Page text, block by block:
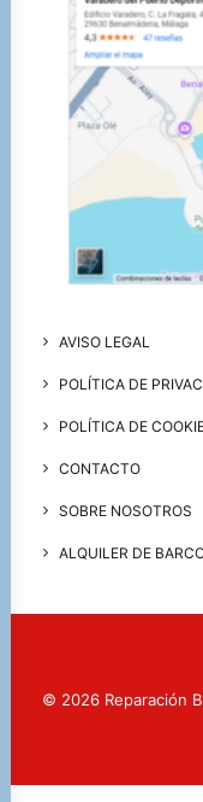
AVISO LEGAL
POLÍTICA DE
POLÍTICA DE
CONTACTO
SOBRE NOSOTROS
ALQUILER DE
© 2026 Reparación